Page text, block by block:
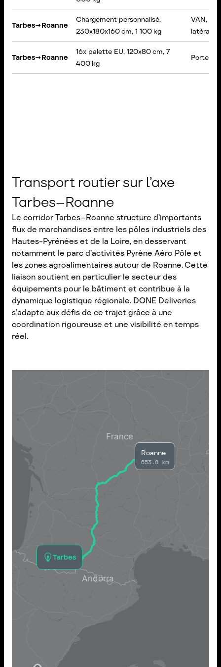
Tarbes→Roanne
Chargement personnalisé,
230x180x160 cm, 1 100 kg
VAN,
latéral,
Tarbes→Roanne
16x palette EU, 120x80 cm, 7
400 kg
Porteur,
Transport routier sur l’axe
Tarbes–Roanne
Le corridor Tarbes–Roanne structure d’importants
flux de marchandises entre les pôles industriels des
Hautes-Pyrénées et de la Loire, en desservant
notamment le parc d’activités Pyrène Aéro Pôle et
les zones agroalimentaires autour de Roanne. Cette
liaison soutient en particulier le secteur des
équipements pour le bâtiment et contribue à la
dynamique logistique régionale. DONE Deliveries
s’adapte aux défis de ce trajet grâce à une
coordination rigoureuse et une visibilité en temps
réel.
Tarbes
Roanne
653.8 km